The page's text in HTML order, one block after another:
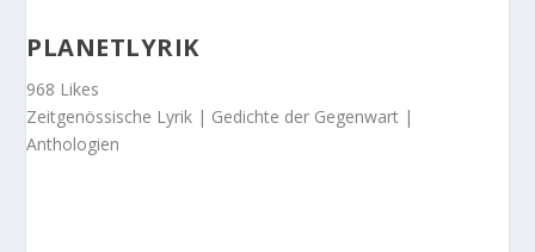
PLANETLYRIK
968 Likes
Zeitgenössische Lyrik | Gedichte der Gegenwart |
Anthologien